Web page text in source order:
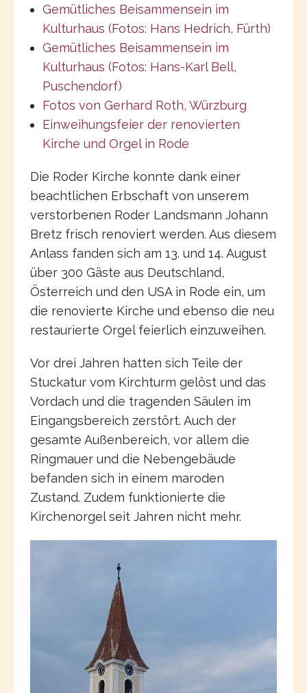
Gemütliches Beisammensein im
Kulturhaus (Fotos: Hans Hedrich, Fürth)
Gemütliches Beisammensein im
Kulturhaus (Fotos: Hans-Karl Bell,
Puschendorf)
Fotos von Gerhard Roth, Würzburg
Einweihungsfeier der renovierten
Kirche und Orgel in Rode
Die Roder Kirche konnte dank einer
beachtlichen Erbschaft von unserem
verstorbenen Roder Landsmann Johann
Bretz frisch renoviert werden. Aus diesem
Anlass fanden sich am 13. und 14. August
über 300 Gäste aus Deutschland,
Österreich und den USA in Rode ein, um
die renovierte Kirche und ebenso die neu
restaurierte Orgel feierlich einzuweihen.
Vor drei Jahren hatten sich Teile der
Stuckatur vom Kirchturm gelöst und das
Vordach und die tragenden Säulen im
Eingangsbereich zerstört. Auch der
gesamte Außenbereich, vor allem die
Ringmauer und die Nebengebäude
befanden sich in einem maroden
Zustand. Zudem funktionierte die
Kirchenorgel seit Jahren nicht mehr.